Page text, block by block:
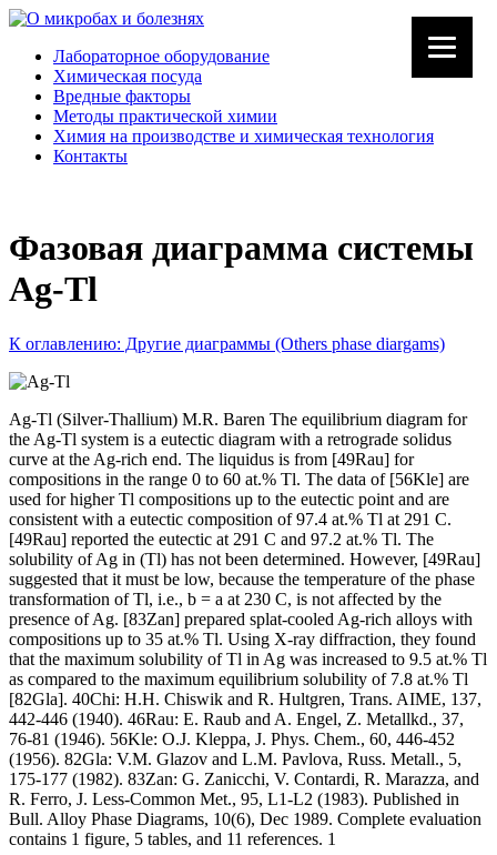
Лабораторное оборудование
Химическая посуда
Вредные факторы
Методы практической химии
Химия на производстве и химическая технология
Контакты
Фазовая диаграмма системы
Ag-Tl
К оглавлению: Другие диаграммы (Others phase diargams)
Ag-Tl (Silver-Thallium) M.R. Baren The equilibrium diagram for
the Ag-Tl system is a eutectic diagram with a retrograde solidus
curve at the Ag-rich end. The liquidus is from [49Rau] for
compositions in the range 0 to 60 at.% Tl. The data of [56Kle] are
used for higher Tl compositions up to the eutectic point and are
consistent with a eutectic composition of 97.4 at.% Tl at 291 C.
[49Rau] reported the eutectic at 291 C and 97.2 at.% Tl. The
solubility of Ag in (Tl) has not been determined. However, [49Rau]
suggested that it must be low, because the temperature of the phase
transformation of Tl, i.e., b = a at 230 C, is not affected by the
presence of Ag. [83Zan] prepared splat-cooled Ag-rich alloys with
compositions up to 35 at.% Tl. Using X-ray diffraction, they found
that the maximum solubility of Tl in Ag was increased to 9.5 at.% Tl
as compared to the maximum equilibrium solubility of 7.8 at.% Tl
[82Gla]. 40Chi: H.H. Chiswik and R. Hultgren, Trans. AIME, 137,
442-446 (1940). 46Rau: E. Raub and A. Engel, Z. Metallkd., 37,
76-81 (1946). 56Kle: O.J. Kleppa, J. Phys. Chem., 60, 446-452
(1956). 82Gla: V.M. Glazov and L.M. Pavlova, Russ. Metall., 5,
175-177 (1982). 83Zan: G. Zanicchi, V. Contardi, R. Marazza, and
R. Ferro, J. Less-Common Met., 95, L1-L2 (1983). Published in
Bull. Alloy Phase Diagrams, 10(6), Dec 1989. Complete evaluation
contains 1 figure, 5 tables, and 11 references. 1